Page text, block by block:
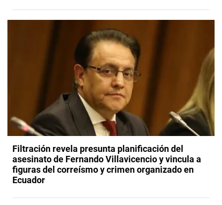
Filtración revela presunta planificación del
asesinato de Fernando Villavicencio y vincula a
figuras del correísmo y crimen organizado en
Ecuador